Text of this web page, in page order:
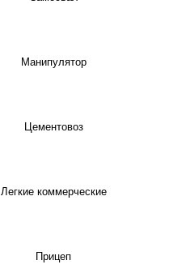
Манипулятор
Цементовоз
Легкие коммерческие
Прицеп